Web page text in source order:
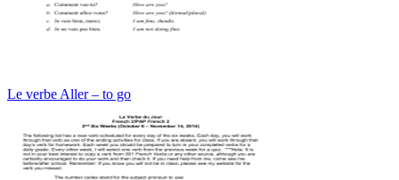
Le verbe Aller – to go